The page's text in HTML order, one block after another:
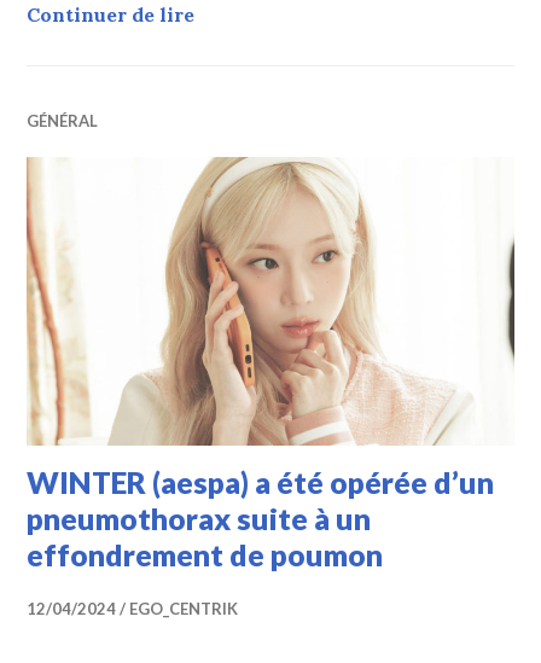
Continuer de lireWINTER (aespa) absente du direct
GÉNÉRAL
WINTER (aespa) a été opérée d’un
pneumothorax suite à un
effondrement de poumon
12/04/2024 EGO_CENTRIK